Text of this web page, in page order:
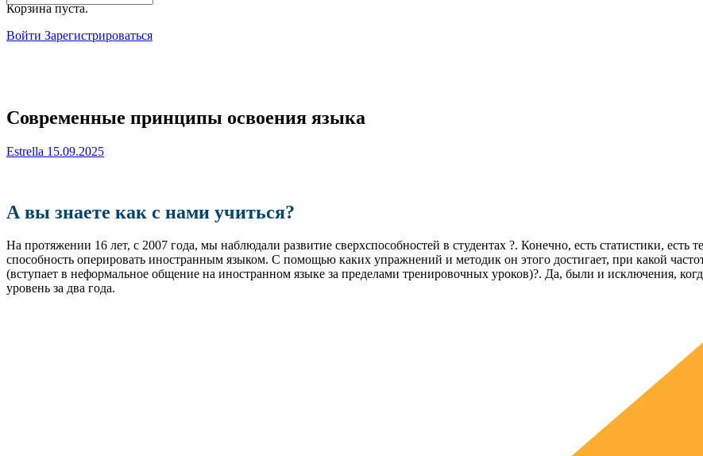
Корзина пуста.
Войти Зарегистрироваться
for:
Close
Современные принципы освоения языка
Estrella 15.09.2025
А вы знаете как с нами учиться?
На протяжении 16 лет, с 2007 года, мы наблюдали развитие сверхспособностей в студентах ?. Конечно, есть статистики, есть
способность оперировать иностранным языком. С помощью каких упражнений и методик он этого достигает, при какой
(вступает в неформальное общение на иностранном языке за пределами тренировочных уроков)?. Да, были и исключения,
уровень за два года.